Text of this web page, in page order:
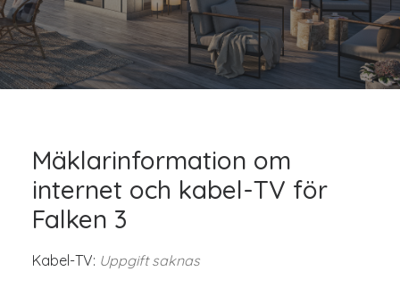
Mäklarinformation om
internet och kabel-TV för
Falken 3
Kabel-TV: Uppgift saknas